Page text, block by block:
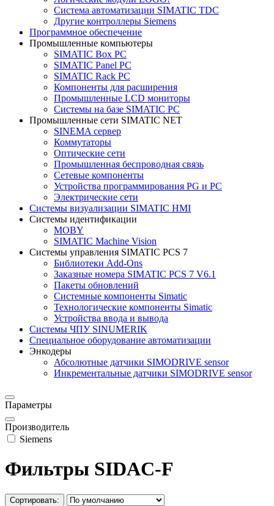
Система автоматизации SIMATIC TDC
Другие контроллеры Siemens
Программное обеспечение
Промышленные компьютеры
SIMATIC Box PC
SIMATIC Panel PС
SIMATIC Rack PC
Компоненты для расширения
Промышленные LCD мониторы
Системы на базе SIMATIC PC
Промышленные сети SIMATIC NET
SINEMA сервер
Коммутаторы
Оптические сети
Промышленная беспроводная связь
Сетевые компоненты
Устройства программирования PG и PC
Электрические сети
Системы визуализации SIMATIC HMI
Системы идентификации
MOBY
SIMATIC Machine Vision
Системы управления SIMATIC PCS 7
Библиотеки Add-Ons
Заказные номера SIMATIC PCS 7 V6.1
Пакеты обновлений
Системные компоненты Simatic
Технологические компоненты Simatic
Устройства ввода и вывода
Системы ЧПУ SINUMERIK
Специальное оборудование автоматизации
Энкодеры
Абсолютные датчики SIMODRIVE sensor
Инкрементальные датчики SIMODRIVE sensor
Параметры
Производитель
Siemens
Фильтры SIDAC-F
Сортировать: